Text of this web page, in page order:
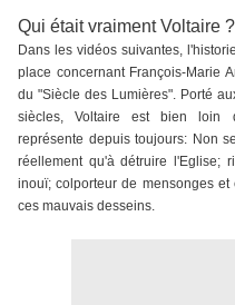
Qui était vraiment Voltaire ?
Dans les vidéos suivantes,
place concernant François-Marie
du "Siècle des Lumières". Porté
siècles, Voltaire est bien loin
représente depuis toujours: Non
réellement qu'à détruire l'Eglise;
inouï; colporteur de mensonges
ces mauvais desseins.